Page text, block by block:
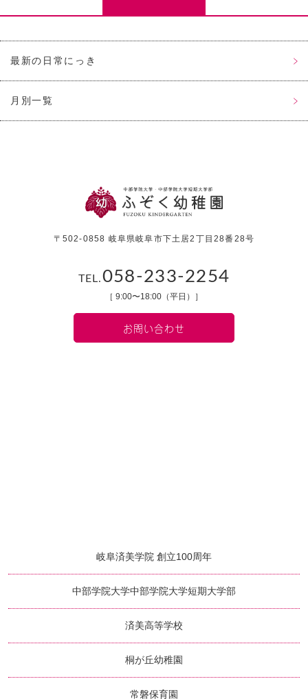
最新の日常にっき
月別一覧
〒502-0858 岐阜県岐阜市下土居2丁目28番28号
TEL.058-233-2254
［ 9:00〜18:00（平日）］
お問い合わせ
岐阜済美学院 創立100周年
中部学院大学中部学院大学短期大学部
済美高等学校
桐が丘幼稚園
常磐保育園